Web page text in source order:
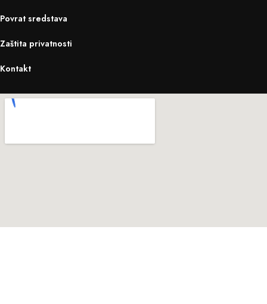
Povrat sredstava
Zaštita privatnosti
Kontakt